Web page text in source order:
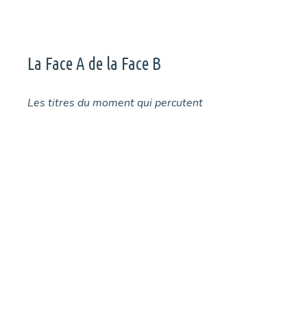
La Face A de la Face B
Les titres du moment qui percutent